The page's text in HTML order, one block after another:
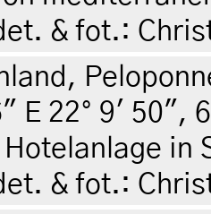
& fot.:
E 22° 9' 50",
in
& fot.: